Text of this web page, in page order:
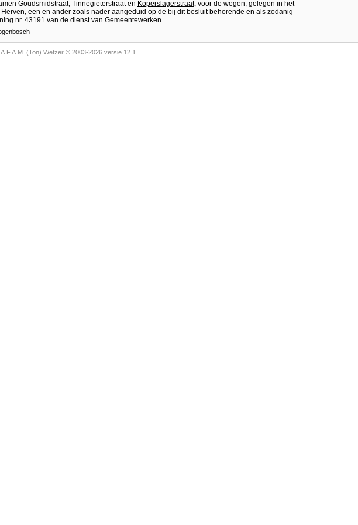
Goudsmidstraat, Tinnegieterstraat en Koperslagerstraat, voor de wegen, gelegen in het
een en ander zoals nader aangeduid op de bij dit besluit behorende en als zodanig
nr. 43191 van de dienst van Gemeentewerken.
A.F.A.M. (Ton) Wetzer © 2003-2026 versie 12.1